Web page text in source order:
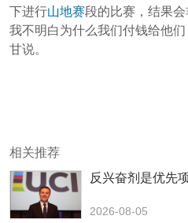
下进行山地赛段的比赛，结果会
我不明白为什么我们付钱给他
甘说。
相关推荐
反兴奋剂是优先
2026-08-05